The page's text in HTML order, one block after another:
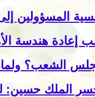
المسؤولين
إعادة هندسة
الشعب؟
الملك حسين: